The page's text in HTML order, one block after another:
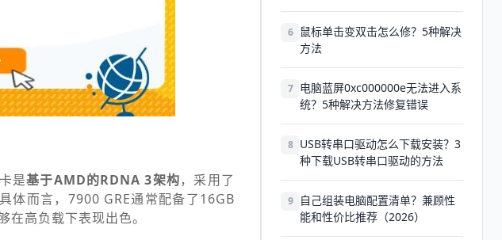
是基于AMD的RDNA 3架构，采用了
体而言，7900 GRE通常配备了16GB
高负载下表现出色。
6
鼠标单击变双击怎么修？5种解决
方法
7 电脑蓝屏0xc000000e无法进入系
统？5种解决方法修复错误
8 USB转串口驱动怎么下载安装？3
种下载USB转串口驱动的方法
9
自己组装电脑配置清单？兼顾性
能和性价比推荐（2026）